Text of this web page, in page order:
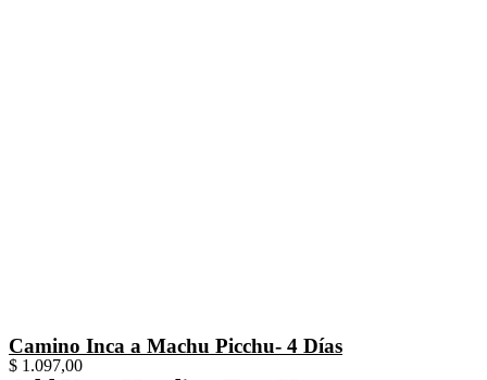
Camino Inca a Machu Picchu- 4 Días
$ 1.097,00